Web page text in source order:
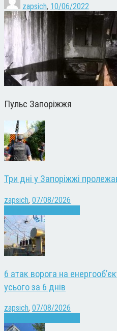
zapsich, 10/06/2022
Пульс Запоріжжя
Три дні у Запоріжжі
zapsich, 07/08/2026
6 атак ворога на
усього за 6 днів
zapsich, 07/08/2026